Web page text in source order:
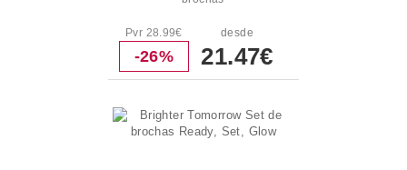
Pvr 28.99€
-26%
desde
21.47€